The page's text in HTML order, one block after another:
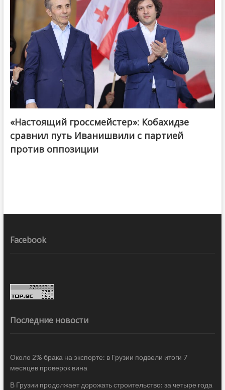
@ქართული ოცნება / Georgian Dream
«Настоящий гроссмейстер»: Кобахидзе
сравнил путь Иванишвили с партией
против оппозиции
Facebook
Последние новости
Около 2% брака на экспорте: в Грузии подвели итоги 7
месяцев проверок вина
В Грузии продолжает дорожать строительство: за четыре года